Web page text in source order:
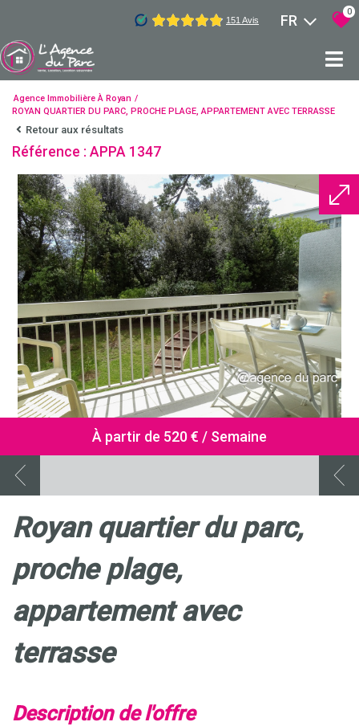
FR
0
Agence Immobilière À Royan
ROYAN QUARTIER DU PARC, PROCHE PLAGE, APPARTEMENT AVEC TERRASSE
Retour aux résultats
Référence : APPA 1347
À partir de 520 € / Semaine
royan quartier du parc,
proche plage,
appartement avec
terrasse
description de l'offre